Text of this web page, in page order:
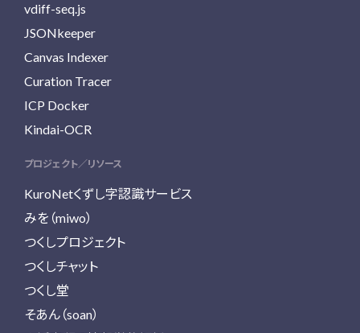
vdiff-seq.js
JSONkeeper
Canvas Indexer
Curation Tracer
ICP Docker
Kindai-OCR
プロジェクト／リソース
KuroNetくずし字認識サービス
みを（miwo）
つくしプロジェクト
つくしチャット
つくし堂
そあん（soan）